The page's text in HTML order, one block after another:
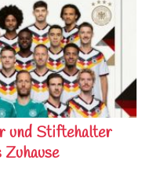
und Stiftehalter